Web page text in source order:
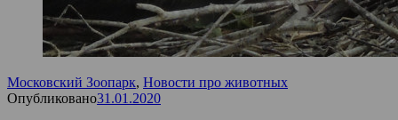
Московский Зоопарк, Новости про животных
Опубликовано31.01.2020